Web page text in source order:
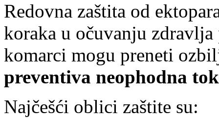
Redovna zaštita od
koraka u očuvanju
komarci mogu preneti
preventiva neophodna
Najčešći oblici zaštite su: